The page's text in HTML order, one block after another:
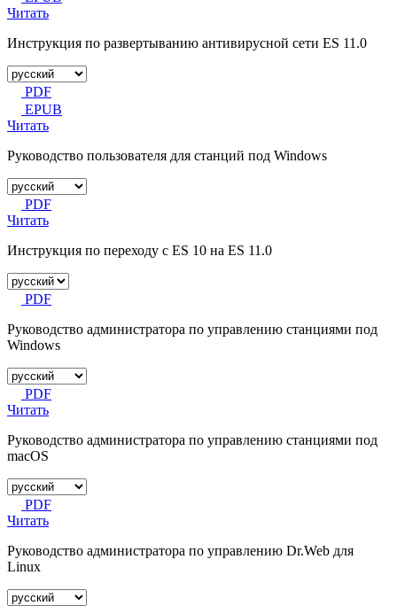
Читать
Инструкция по развертыванию антивирусной сети ES 11.0
PDF
EPUB
Читать
Руководство пользователя для станций под Windows
PDF
Читать
Инструкция по переходу с ES 10 на ES 11.0
PDF
Руководство администратора по управлению станциями под
Windows
PDF
Читать
Руководство администратора по управлению станциями под
macOS
PDF
Читать
Руководство администратора по управлению Dr.Web для
Linux